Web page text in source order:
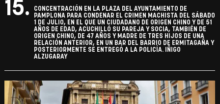
15.
CONCENTRACIÓN EN LA PLAZA DEL AYUNTAMIENTO DE
PAMPLONA PARA CONDENAR EL CRIMEN MACHISTA DEL SÁBADO
1 DE JULIO, EN EL QUE UN CIUDADANO DE ORIGEN CHINO Y DE 51
AÑOS DE EDAD, ACUCHILLÓ SU PAREJA Y SOCIA, TAMBIÉN DE
ORIGEN CHINO, DE 47 AÑOS Y MADRE DE TRES HIJOS DE UNA
RELACIÓN ANTERIOR, EN UN BAR DEL BARRIO DE ERMITAGAÑA Y
POSTERIORMENTE SE ENTREGÓ A LA POLICÍA. IÑIGO
ALZUGARAY